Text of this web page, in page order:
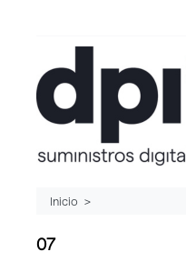
Inicio
07